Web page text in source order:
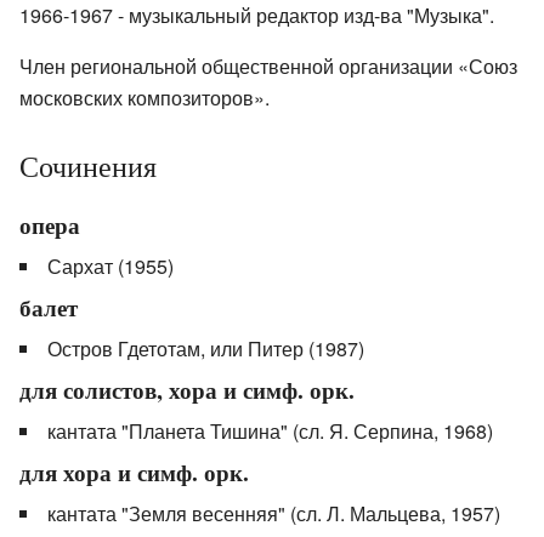
1966-1967 - музыкальный редактор изд-ва "Музыка".
Член региональной общественной организации «Союз
московских композиторов».
Сочинения
опера
Сархат (1955)
балет
Остров Гдетотам, или Питер (1987)
для солистов, хора и симф. орк.
кантата "Планета Тишина" (сл. Я. Серпина, 1968)
для хора и симф. орк.
кантата "Земля весенняя" (сл. Л. Мальцева, 1957)